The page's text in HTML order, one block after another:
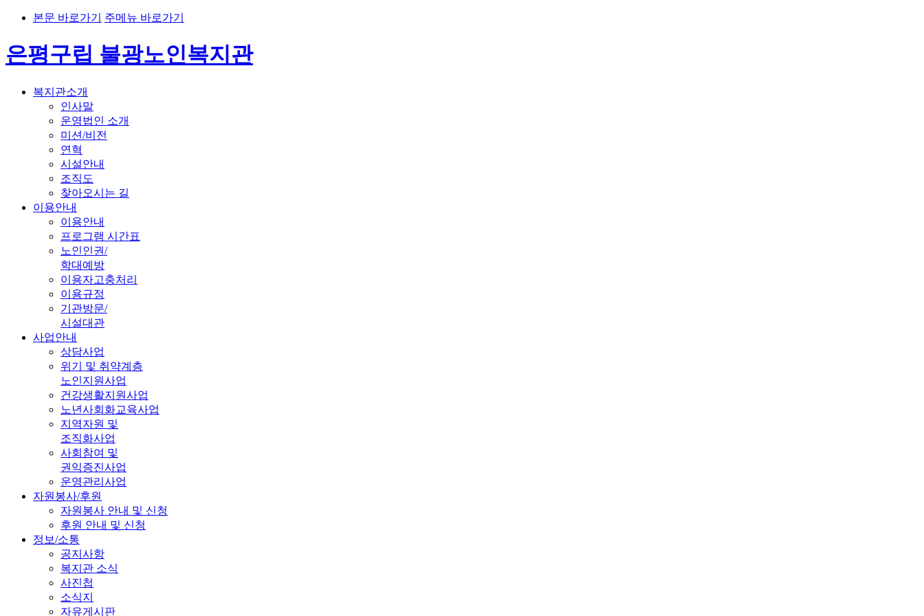
본문 바로가기 주메뉴 바로가기
은평구립 불광노인복지관
복지관소개
인사말
운영법인 소개
미션/비전
연혁
시설안내
조직도
찾아오시는 길
이용안내
이용안내
프로그램 시간표
노인인권/
학대예방
이용자고충처리
이용규정
기관방문/
시설대관
사업안내
상담사업
위기 및 취약계층
노인지원사업
건강생활지원사업
노년사회화교육사업
지역자원 및
조직화사업
사회참여 및
권익증진사업
운영관리사업
자원봉사/후원
자원봉사 안내 및 신청
후원 안내 및 신청
정보/소통
공지사항
복지관 소식
사진첩
소식지
자유게시판